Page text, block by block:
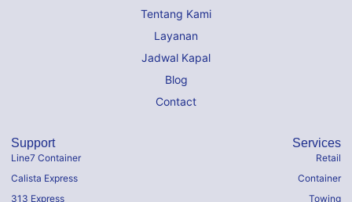
Tentang Kami
Layanan
Jadwal Kapal
Blog
Contact
Support
Line7 Container
Calista Express
313 Express
Services
Retail
Container
Towing